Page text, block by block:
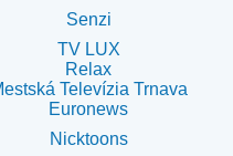
Senzi
TV LUX
Relax
Televízia Trnava
Euronews
Nicktoons